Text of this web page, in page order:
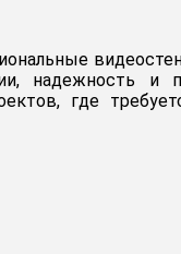
надежность
где